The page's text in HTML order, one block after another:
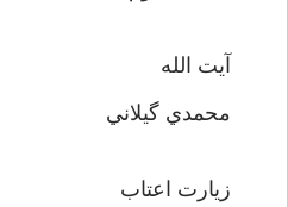
آيت الله
محمدي گيلاني
زيارت اعتاب